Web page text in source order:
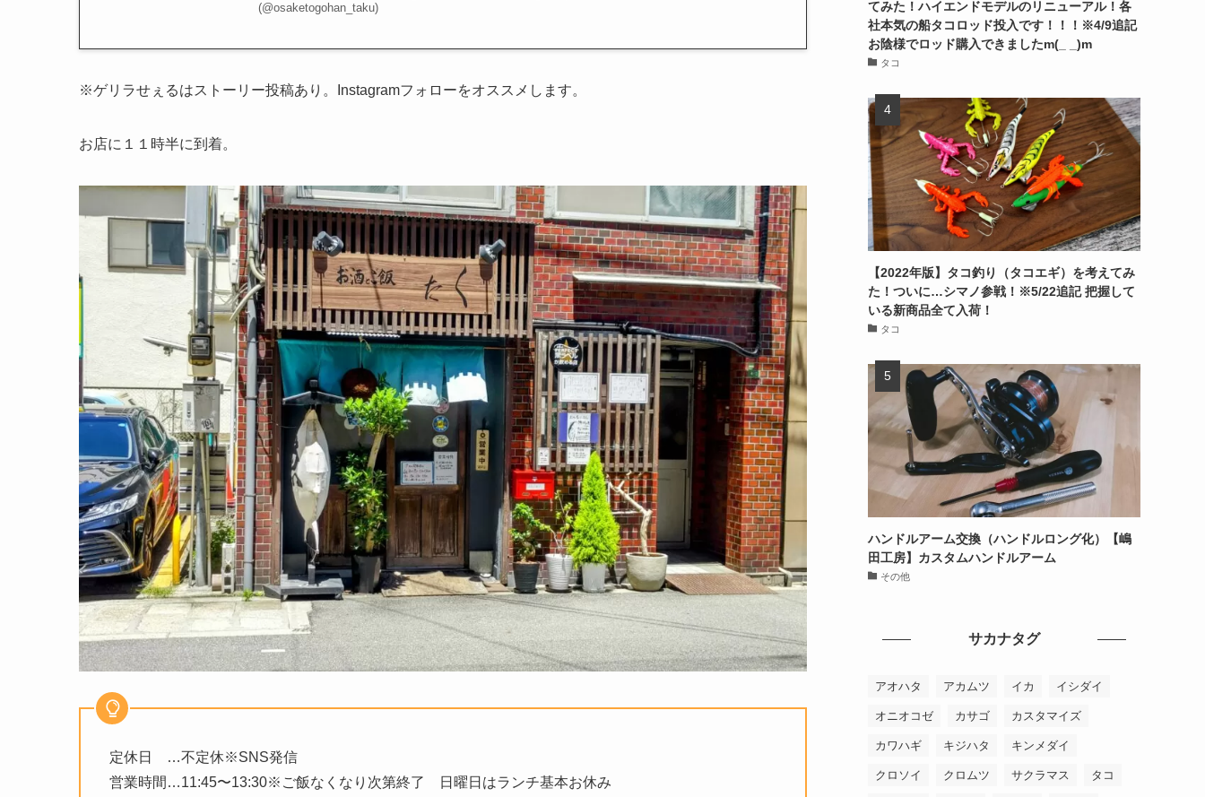
(@osaketogohan_taku)
※ゲリラせぇるはストーリー投稿あり。Instagramフォローをオススメします。
お店に１１時半に到着。
定休日 …不定休※SNS発信
営業時間…11:45〜13:30※ご飯なくなり次第終了 日曜日はランチ基本お休み
てみた！ハイエンドモデルのリニューアル！各
社本気の船タコロッド投入です！！！※4/9追記
お陰様でロッド購入できましたm(_ _)m
タコ
【2022年版】タコ釣り（タコエギ）を考えてみ
た！ついに…シマノ参戦！※5/22追記 把握して
いる新商品全て入荷！
タコ
ハンドルアーム交換（ハンドルロング化）【嶋
田工房】カスタムハンドルアーム
その他
サカナタグ
アオハタ アカムツ イカ イシダイ
オニオコゼ カサゴ カスタマイズ
カワハギ キジハタ キンメダイ
クロソイ クロムツ サクラマス タコ